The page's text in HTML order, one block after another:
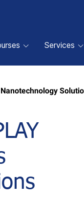
Services
Nanotechnology